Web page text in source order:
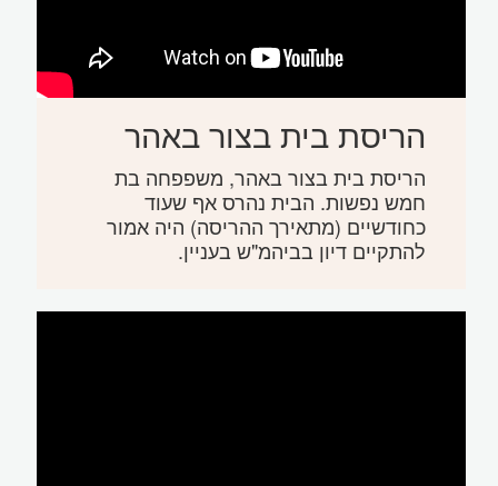
הריסת בית בצור באהר
הריסת בית בצור באהר, משפפחה בת
חמש נפשות. הבית נהרס אף שעוד
כחודשיים (מתאירך ההריסה) היה אמור
להתקיים דיון בביהמ"ש בעניין.